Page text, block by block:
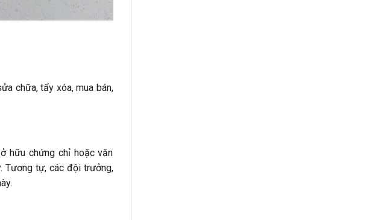
chữa, tẩy xóa, mua bán,
hữu chứng chỉ hoặc văn
Tương tự, các đội trưởng,